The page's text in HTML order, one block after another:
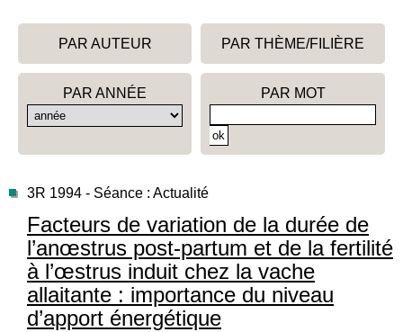
PAR AUTEUR PAR THÈME/FILIÈRE
PAR ANNÉE PAR MOT
3R 1994 - Séance : Actualité
Facteurs de variation de la durée de
l’anœstrus post-partum et de la fertilité
à l’œstrus induit chez la vache
allaitante : importance du niveau
d’apport énergétique